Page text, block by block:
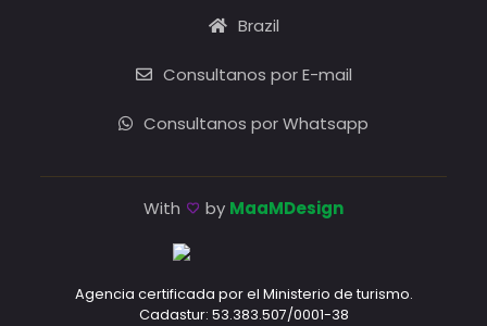
Brazil
Consultanos por E-mail
Consultanos por Whatsapp
With by MaaMDesign
Agencia certificada por el Ministerio de turismo.
Cadastur: 53.383.507/0001-38